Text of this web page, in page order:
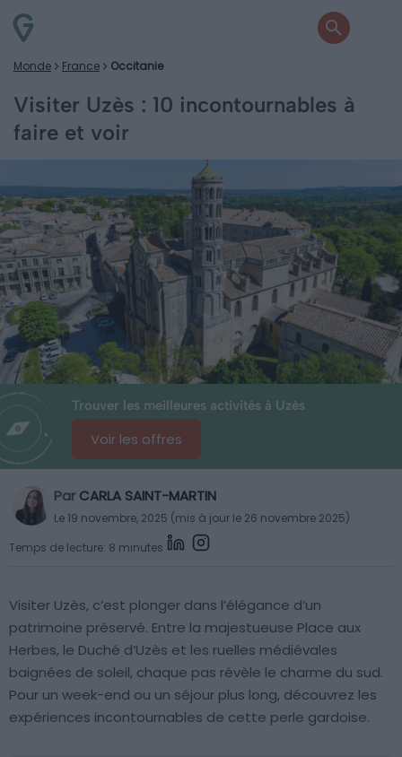
Monde France Occitanie
Visiter Uzès : 10 incontournables à
faire et voir
Trouver les meilleures activités à Uzès
Voir les offres
Par CARLA SAINT-MARTIN
Le 19 novembre, 2025 (mis à jour le 26 novembre 2025)
Temps de lecture: 8 minutes
Visiter Uzès, c’est plonger dans l’élégance d’un
patrimoine préservé. Entre la majestueuse Place aux
Herbes, le Duché d’Uzès et les ruelles médiévales
baignées de soleil, chaque pas révèle le charme du sud.
Pour un week-end ou un séjour plus long, découvrez les
expériences incontournables de cette perle gardoise.